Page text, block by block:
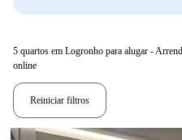
5 quartos em Logronho para alugar -
online
Reiniciar filtros